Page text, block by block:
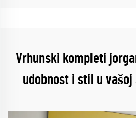
Vrhunski kompleti
udobnost i stil u vašoj